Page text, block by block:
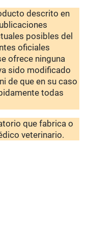
descrito en
posibles del
oficiales
ofrece ninguna
sido modificado
de que en su caso
todas
que fabrica o
veterinario.